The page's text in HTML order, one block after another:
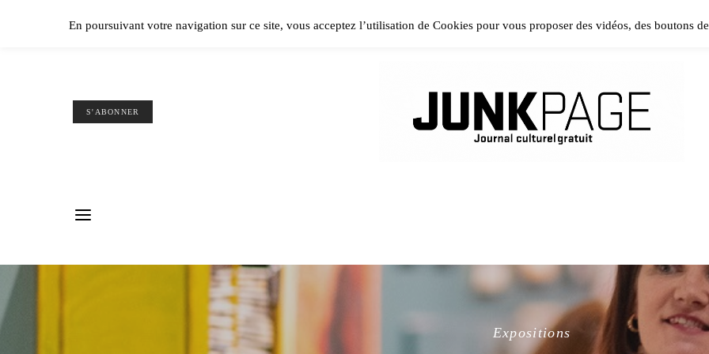
Please install and activate Powerkit plugin from Appearance →
S'ABONNER
Expositions
En poursuivant votre navigation sur ce site, vous acceptez l’utilisation de Cookies pour vous proposer des vidéos, des boutons